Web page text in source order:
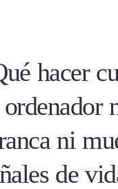
hacer
ni
de